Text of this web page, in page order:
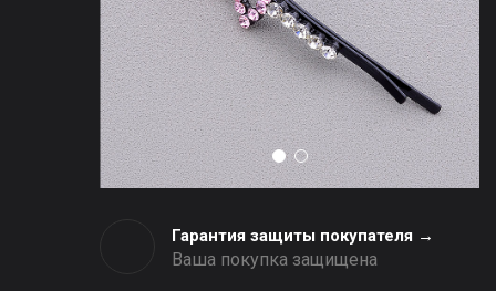
Гарантия защиты покупателя →
Ваша покупка защищена